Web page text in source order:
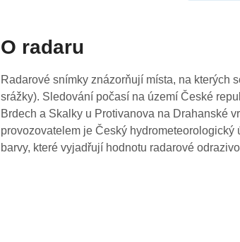
O radaru
Radarové snímky znázorňují místa, na kterých
srážky). Sledování počasí na území České
Brdech a Skalky u Protivanova na Drahanské
provozovatelem je Český
barvy, které vyjadřují hodnotu radarové